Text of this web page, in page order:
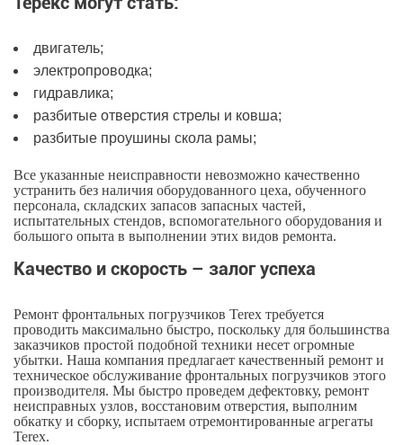
двигатель;
электропроводка;
гидравлика;
разбитые отверстия стрелы и ковша;
разбитые проушины скола рамы;
Все указанные неисправности невозможно качественно
устранить без наличия оборудованного цеха, обученного
персонала, складских запасов запасных частей,
испытательных стендов, вспомогательного оборудования и
большого опыта в выполнении этих видов ремонта.
Качество и скорость – залог успеха
Ремонт фронтальных погрузчиков Terex требуется
проводить максимально быстро, поскольку для большинства
заказчиков простой подобной техники несет огромные
убытки. Наша компания предлагает качественный ремонт и
техническое обслуживание фронтальных погрузчиков этого
производителя. Мы быстро проведем дефектовку, ремонт
неисправных узлов, восстановим отверстия, выполним
обкатку и сборку, испытаем отремонтированные агрегаты
Terex.